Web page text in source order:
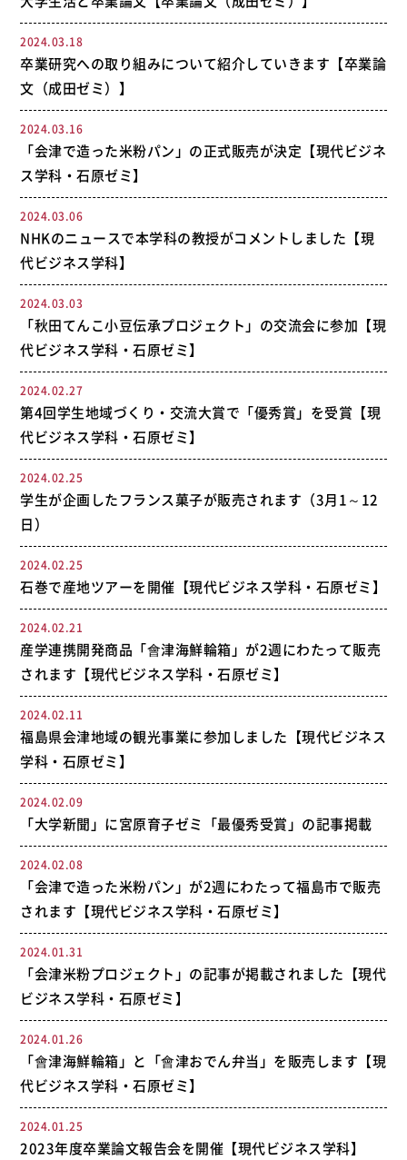
2024.03.18
卒業研究への取り組みについて紹介していきます【卒業論
文（成田ゼミ）】
2024.03.16
「会津で造った米粉パン」の正式販売が決定【現代ビジネ
ス学科・石原ゼミ】
2024.03.06
NHKのニュースで本学科の教授がコメントしました【現
代ビジネス学科】
2024.03.03
「秋田てんこ小豆伝承プロジェクト」の交流会に参加【現
代ビジネス学科・石原ゼミ】
2024.02.27
第4回学生地域づくり・交流大賞で「優秀賞」を受賞【現
代ビジネス学科・石原ゼミ】
2024.02.25
学生が企画したフランス菓子が販売されます（3月1～12
日）
2024.02.25
石巻で産地ツアーを開催【現代ビジネス学科・石原ゼミ】
2024.02.21
産学連携開発商品「會津海鮮輪箱」が2週にわたって販売
されます【現代ビジネス学科・石原ゼミ】
2024.02.11
福島県会津地域の観光事業に参加しました【現代ビジネス
学科・石原ゼミ】
2024.02.09
「大学新聞」に宮原育子ゼミ「最優秀受賞」の記事掲載
2024.02.08
「会津で造った米粉パン」が2週にわたって福島市で販売
されます【現代ビジネス学科・石原ゼミ】
2024.01.31
「会津米粉プロジェクト」の記事が掲載されました【現代
ビジネス学科・石原ゼミ】
2024.01.26
「會津海鮮輪箱」と「會津おでん弁当」を販売します【現
代ビジネス学科・石原ゼミ】
2024.01.25
2023年度卒業論文報告会を開催【現代ビジネス学科】